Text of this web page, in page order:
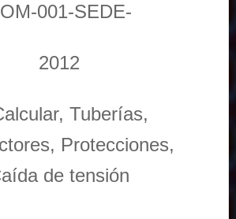
001-SEDE-
2012
Tuberías,
Protecciones,
de tensión